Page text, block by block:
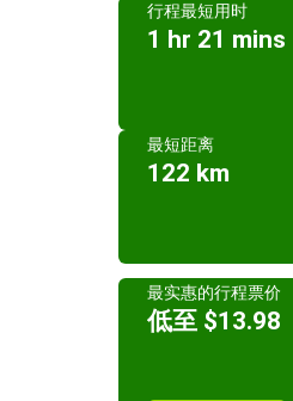
行程最短用时
1 hr 21 mins
最短距离
122 km
最实惠的行程票价
低至 $13.98